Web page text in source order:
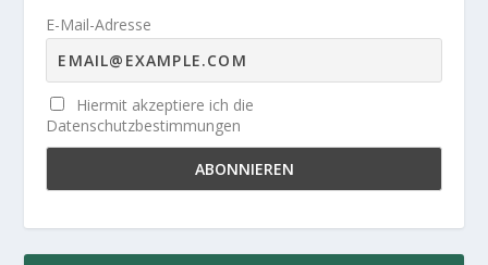
E-Mail-Adresse
Hiermit akzeptiere ich die
Datenschutzbestimmungen